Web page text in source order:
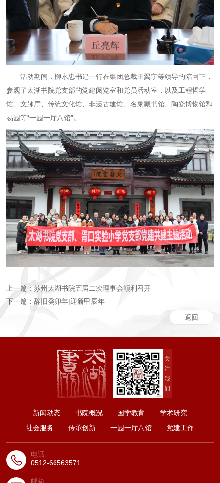
活动期间，柳永忠书记一行在集团总裁王翼宁等领导的陪同下，
参观了太湖书院党支部的党建阅览室和党员活动室，以及工程哲学
馆、文脉厅、传统文化馆、非遗古建馆、名家藏书馆、陶瓷博物馆和
易园等“一园一厅八馆”。
上一篇：苏州太湖书院五届二次理事会顺利召开
下一篇：辞旧癸卯年|迎新甲辰年
返回
关
注
我
们
新闻动态 书院概况 国学教育
学术研究
社会服务
传承创新 一园一厅八馆 党建工作
电话
0512-66563571
邮箱